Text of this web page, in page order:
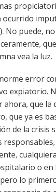
No puede,
vea la luz.
error
expiatorio.
ahora, que la
que ya es
de la crisis
o en
lo